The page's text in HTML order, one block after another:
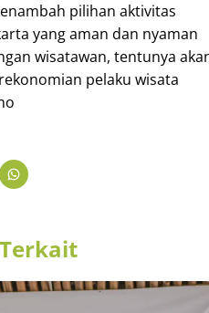
pilihan aktivitas
yang aman dan nyaman
wisatawan, tentunya
pelaku wisata